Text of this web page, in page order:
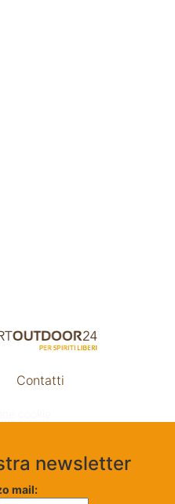
Contatti
newsletter
mail: